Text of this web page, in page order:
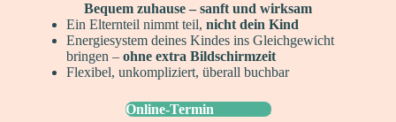
Bequem zuhause – sanft und wirksam
Ein Elternteil nimmt teil, nicht dein Kind
Energiesystem deines Kindes ins Gleichgewicht
bringen – ohne extra Bildschirmzeit
Flexibel, unkompliziert, überall buchbar
Online-Termin anfragen